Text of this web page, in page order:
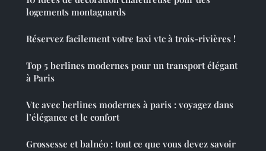
logements montagnards
Réservez facilement votre taxi vtc à trois-rivières !
Top 5 berlines modernes pour un transport élégant
à Paris
Vtc avec berlines modernes à paris : voyagez dans
l’élégance et le confort
Grossesse et balnéo : tout ce que vous devez savoir